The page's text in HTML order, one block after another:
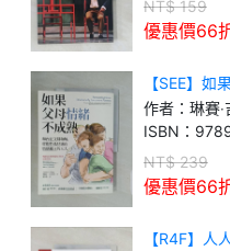
NT$159
優惠價66
【SEE】
解，從假性
作者： 琳賽
ISBN：
NT$239
優惠價66
【R4F】人